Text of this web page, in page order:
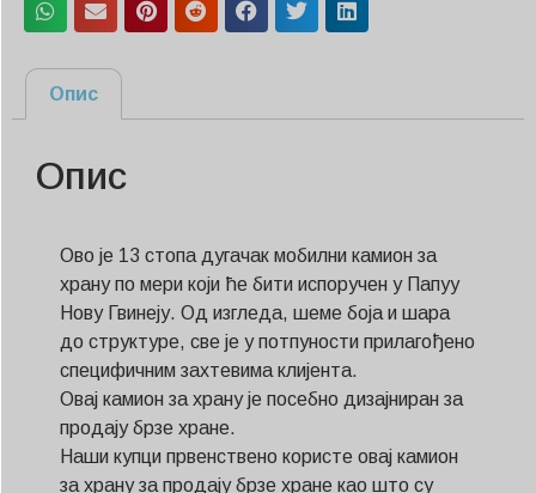
Опис
Опис
Ово је 13 стопа дугачак мобилни камион за
храну по мери који ће бити испоручен у Папуу
Нову Гвинеју. Од изгледа, шеме боја и шара
до структуре, све је у потпуности прилагођено
специфичним захтевима клијента.
Овај камион за храну је посебно дизајниран за
продају брзе хране.
Наши купци првенствено користе овај камион
за храну за продају брзе хране као што су